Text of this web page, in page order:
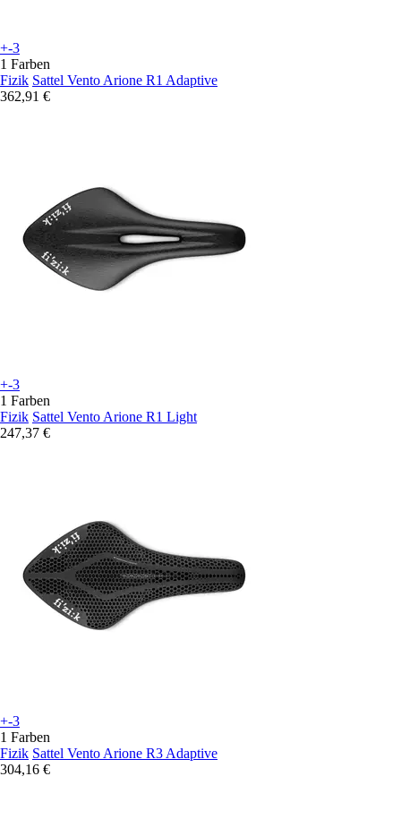
+-3
1 Farben
Fizik Sattel Vento Arione R1 Adaptive
362,91 €
+-3
1 Farben
Fizik Sattel Vento Arione R1 Light
247,37 €
+-3
1 Farben
Fizik Sattel Vento Arione R3 Adaptive
304,16 €